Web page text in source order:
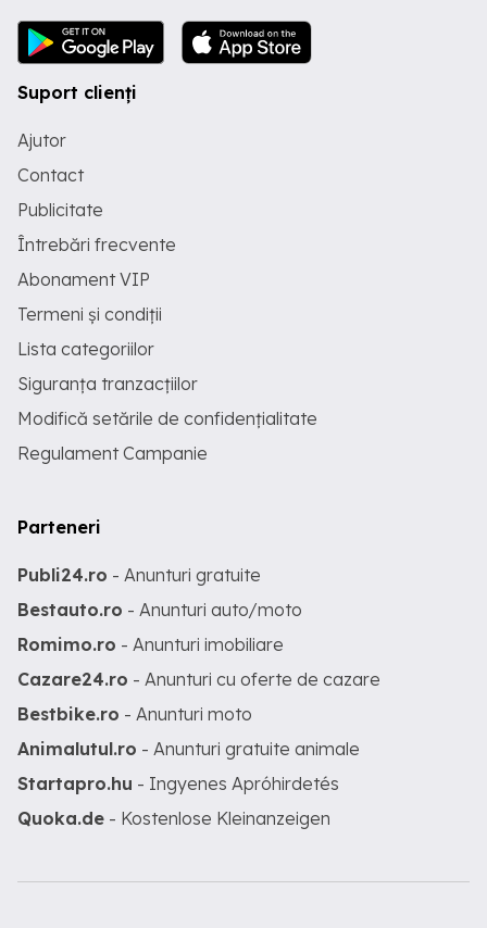
Suport clienți
Ajutor
Contact
Publicitate
Întrebări frecvente
Abonament VIP
Termeni și condiții
Lista categoriilor
Siguranța tranzacțiilor
Modifică setările de confidențialitate
Regulament Campanie
Parteneri
Publi24.ro - Anunturi gratuite
Bestauto.ro - Anunturi auto/moto
Romimo.ro - Anunturi imobiliare
Cazare24.ro - Anunturi cu oferte de cazare
Bestbike.ro - Anunturi moto
Animalutul.ro - Anunturi gratuite animale
Startapro.hu - Ingyenes Apróhirdetés
Quoka.de - Kostenlose Kleinanzeigen